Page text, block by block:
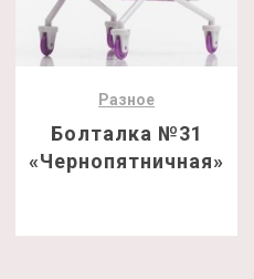
Разное
Болталка №31
«Чернопятничная»